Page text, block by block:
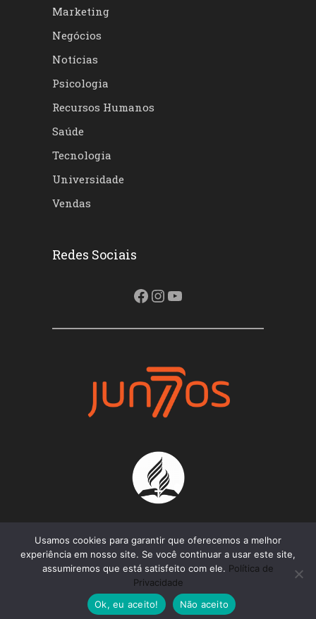
Marketing
Negócios
Notícias
Psicologia
Recursos Humanos
Saúde
Tecnologia
Universidade
Vendas
Redes Sociais
Facebook
Instagram
Youtube
Projeto Juntos 2021 - Todos os Direitos
Reservados
Usamos cookies para garantir que oferecemos a melhor
experiência em nosso site. Se você continuar a usar este site,
assumiremos que está satisfeito com ele. Política de
Privacidade
Ok, eu aceito!
Não aceito